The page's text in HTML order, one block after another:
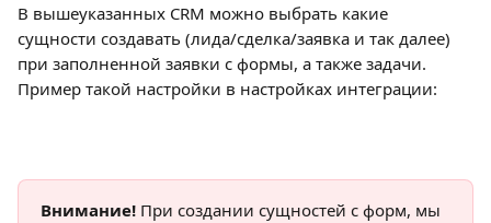
В вышеуказанных CRM можно выбрать какие
сущности создавать (лида/сделка/заявка и так далее)
при заполненной заявки с формы, а также задачи.
Пример такой настройки в настройках интеграции:
Внимание! При создании сущностей с форм, мы